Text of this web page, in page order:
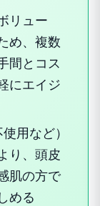
リュー
め、複数
間とコス
にエイジ
用など）
り、頭皮
肌の方で
める